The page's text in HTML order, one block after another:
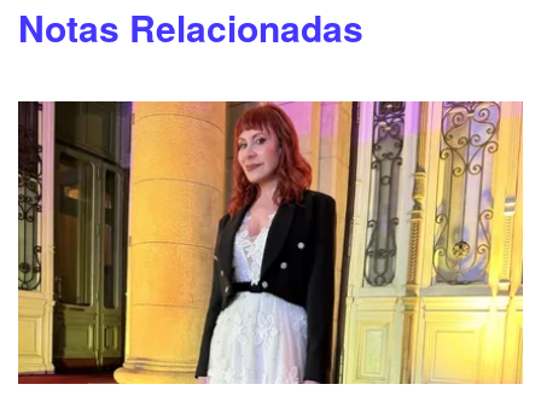
Notas Relacionadas